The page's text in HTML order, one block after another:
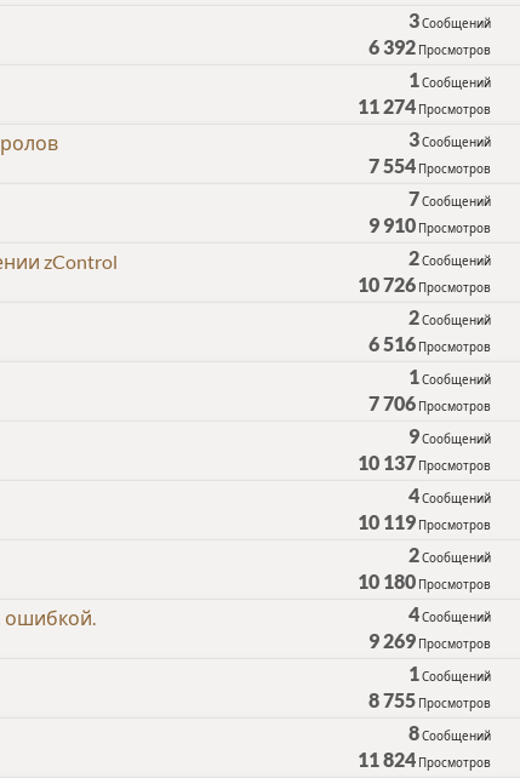
3Сообщений
6 392 Просмотров
1 Сообщений
11 274 Просмотров
3Сообщений
7 554 Просмотров
7Сообщений
9 910 Просмотров
zControl 2Сообщений
10 726 Просмотров
2Сообщений
6 516 Просмотров
1 Сообщений
7 706 Просмотров
9Сообщений
10 137 Просмотров
4Сообщений
10 119 Просмотров
2Сообщений
10 180 Просмотров
ошибкой. 4Сообщений
9 269 Просмотров
1 Сообщений
8 755 Просмотров
8Сообщений
11 824 Просмотров